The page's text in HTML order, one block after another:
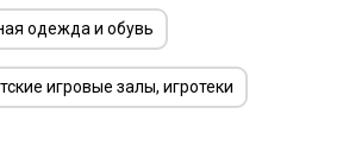
одежда и обувь
игровые залы, игротеки